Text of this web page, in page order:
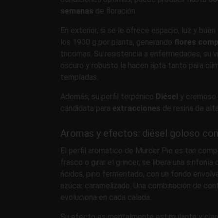
semanas de floración.
En exterior, si se le ofrece espacio, luz y
los 1900 g por planta, generando flores
tricomas. Su resistencia a enfermedades, su
oscuro y robusto la hacen apta tanto para
templadas.
Además, su perfil terpénico Diésel y cremoso
candidata para extracciones de resina de
Aromas y efectos: diésel goloso con
El perfil aromático de Murder Pie es tan
frasco o girar el grincer, se libera una sinfonía
ácidos, pino fermentado, con un fondo
azúcar caramelizado. Una combinación de
evoluciona en cada calada.